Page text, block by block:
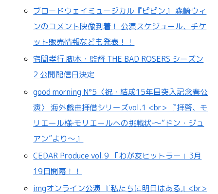
ブロードウェイミュージカル『ピピン』 森崎ウィ
ンのコメント映像到着！ 公演スケジュール、チケ
ット販売情報なども発表！！
宅間孝行 脚本・監督 THE BAD ROSERS シーズン
2 公開配信日決定
good morning N°5〈祝・結成15年目突入記念春公
演〉 海外戯曲拝借シリーズvol.1 <br> 『拝啓、モ
リエール様‐モリエールへの挑戦状‐～“ドン・ジュ
アン”より～』
CEDAR Produce vol.9 「わが友ヒットラー」3月
19日開幕！！
imgオンライン公演 『私たちに明日はある』<br>